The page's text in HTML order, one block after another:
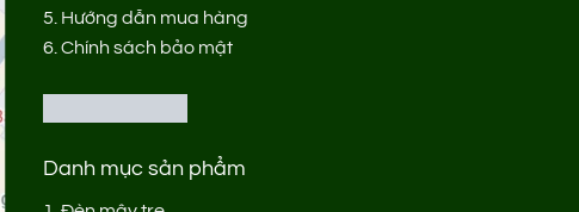
5. Hướng dẫn mua hàng
6.Chính sách bảo mật
Danh mục sản phẩm